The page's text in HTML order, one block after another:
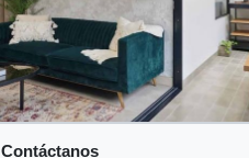
Contáctanos